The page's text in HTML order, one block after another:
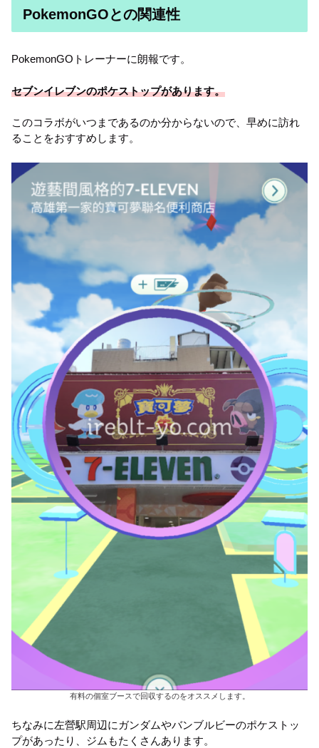
PokemonGOとの関連性
PokemonGOトレーナーに朗報です。
セブンイレブンのポケストップがあります。
このコラボがいつまであるのか分からないので、早めに訪れ
ることをおすすめします。
有料の個室ブースで回収するのをオススメします。
ちなみに左營駅周辺にガンダムやバンブルビーのポケストッ
プがあったり、ジムもたくさんあります。